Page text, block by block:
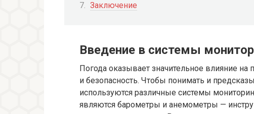
Заключение
Введение в системы
Погода оказывает значительное влияние
и безопасность. Чтобы понимать и
используются различные системы
являются барометры и анемометры —